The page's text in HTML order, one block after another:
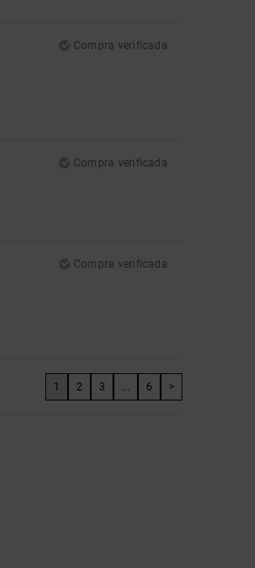
Compra verificada
Compra verificada
Compra verificada
1 2 3 ... 6 >